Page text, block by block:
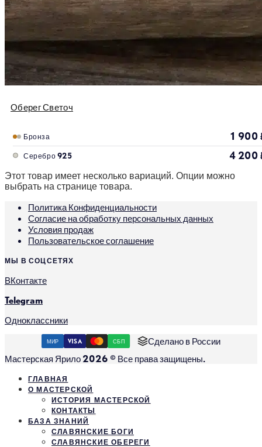
Оберег Светоч
Бронза 1 900
Серебро 925 4 200
Этот товар имеет несколько вариаций. Опции можно
выбрать на странице товара.
Политика Конфиденциальности
Согласие на обработку персональных данных
Условия продаж
Пользовательское соглашение
МЫ В СОЦСЕТЯХ
ВКонтакте
Telegram
Одноклассники
МИР VISA СБП
Сделано в России
Мастерская Ярило 2026 © Все права защищены.
ГЛАВНАЯ
О МАСТЕРСКОЙ
ИСТОРИЯ МАСТЕРСКОЙ
КОНТАКТЫ
БАЗА ЗНАНИЙ
СЛАВЯНСКИЕ БОГИ
СЛАВЯНСКИЕ ОБЕРЕГИ